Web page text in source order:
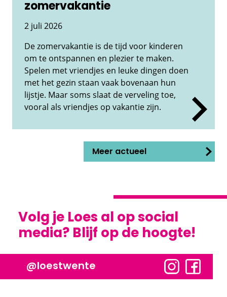
zomervakantie
2 juli 2026
De zomervakantie is de tijd voor kinderen
om te ontspannen en plezier te maken.
Spelen met vriendjes en leuke dingen doen
met het gezin staan vaak bovenaan hun
lijstje. Maar soms slaat de verveling toe,
vooral als vriendjes op vakantie zijn.
Meer actueel
Volg je Loes al op social
media? Blijf op de hoogte!
@loestwente